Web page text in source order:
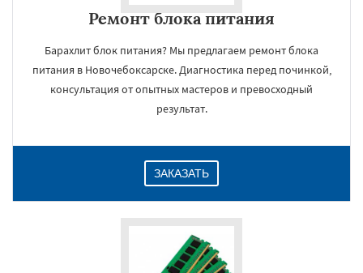
Ремонт блока питания
Барахлит блок питания? Мы предлагаем ремонт блока
питания в Новочебоксарске. Диагностика перед починкой,
консультация от опытных мастеров и превосходный
результат.
ЗАКАЗАТЬ